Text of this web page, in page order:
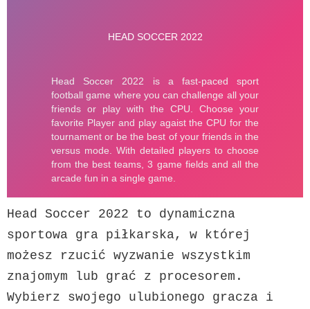
Head Soccer 2022 to dynamiczna
sportowa gra piłkarska, w której
możesz rzucić wyzwanie wszystkim
znajomym lub grać z procesorem.
Wybierz swojego ulubionego gracza i